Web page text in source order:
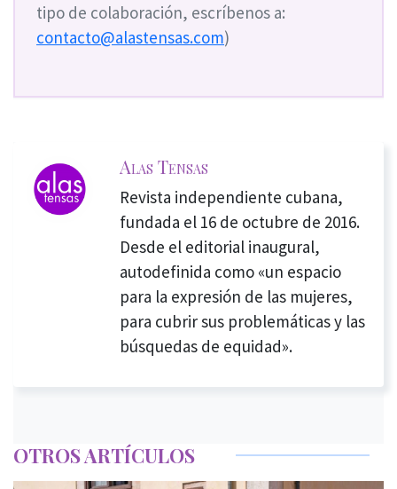
tipo de colaboración, escríbenos a:
contacto@alastensas.com)
Alas Tensas
Revista independiente cubana,
fundada el 16 de octubre de 2016.
Desde el editorial inaugural,
autodefinida como «un espacio
para la expresión de las mujeres,
para cubrir sus problemáticas y las
búsquedas de equidad».
OTROS ARTÍCULOS